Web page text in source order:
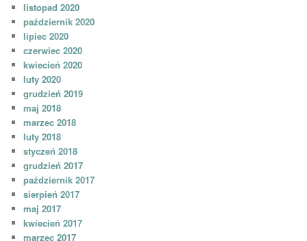
listopad 2020
październik 2020
lipiec 2020
czerwiec 2020
kwiecień 2020
luty 2020
grudzień 2019
maj 2018
marzec 2018
luty 2018
styczeń 2018
grudzień 2017
październik 2017
sierpień 2017
maj 2017
kwiecień 2017
marzec 2017